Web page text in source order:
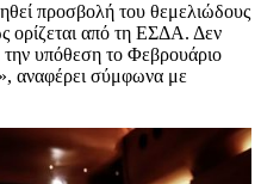
προσβολή του θεμελιώδους
ορίζεται από τη ΕΣΔΑ. Δεν
την υπόθεση το Φεβρουάριο
αναφέρει σύμφωνα με